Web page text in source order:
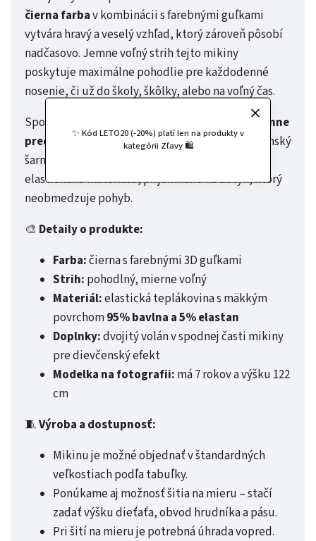
✨ Kód LETO20 (-20%) platí len na produkty v
kategórii Zľavy 🛍️
čierna farbav kombinácii s farebnými guľkami
vytvára hravý a veselý vzhľad, ktorý zároveň pôsobí
nadčasovo. Jemne voľný strih tejto mikiny
poskytuje maximálne pohodlie pre každodenné
nosenie, či už do školy, škôlky, alebo na voľný čas.
Spodná časť mikiny je ozdobená
volánikmi s jemne
predĺženou podšívkou, ktoré pridávajú dievčenský
šarm a jemnosť. Mikina je ušitá z mäkkého,
elastického materiálu, príjemného na dotyk, ktorý
neobmedzuje pohyb.
🎨 Detaily o produkte:
Farba:čierna s farebnými 3D guľkami
Strih: pohodlný, mierne voľný
Materiál:elastická teplákovina s mäkkým
povrchom95% bavlna a 5% elastan
Doplnky:dvojitý volán v spodnej časti mikiny
pre dievčenský efekt
Modelka na fotografii: má 7 rokov a výšku 122
cm
🧵Výroba a dostupnosť:
Mikinu je možné objednať v štandardných
veľkostiach podľa tabuľky.
Ponúkame aj možnosť šitia na mieru – stačí
zadať výšku dieťaťa, obvod hrudníka a pásu.
Pri šití na mieru je potrebná úhrada vopred.